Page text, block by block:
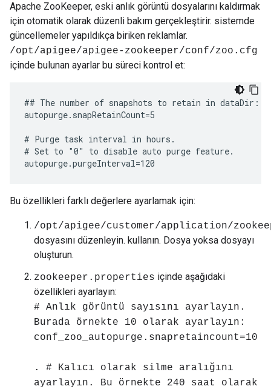
Apache ZooKeeper, eski anlık görüntü dosyalarını kaldırmak
için otomatik olarak düzenli bakım gerçekleştirir. sistemde
güncellemeler yapıldıkça biriken reklamlar.
/opt/apigee/apigee-zookeeper/conf/zoo.cfg
içinde bulunan ayarlar bu süreci kontrol et:
## The number of snapshots to retain in dataDir:
autopurge.snapRetainCount=5
# Purge task interval in hours.
# Set to "0" to disable auto purge feature.
autopurge.purgeInterval=120
Bu özellikleri farklı değerlere ayarlamak için:
/opt/apigee/customer/application/
dosyasını düzenleyin. kullanın. Dosya yoksa dosyayı
oluşturun.
zookeeper.properties içinde aşağıdaki
özellikleri ayarlayın:
# Anlık görüntü sayısını ayarlayın.
Burada örnekte 10 olarak ayarlayın:
conf_zoo_autopurge.snapretaincount=10
. # Kalıcı olarak silme aralığını
ayarlayın. Bu örnekte 240 saat olarak